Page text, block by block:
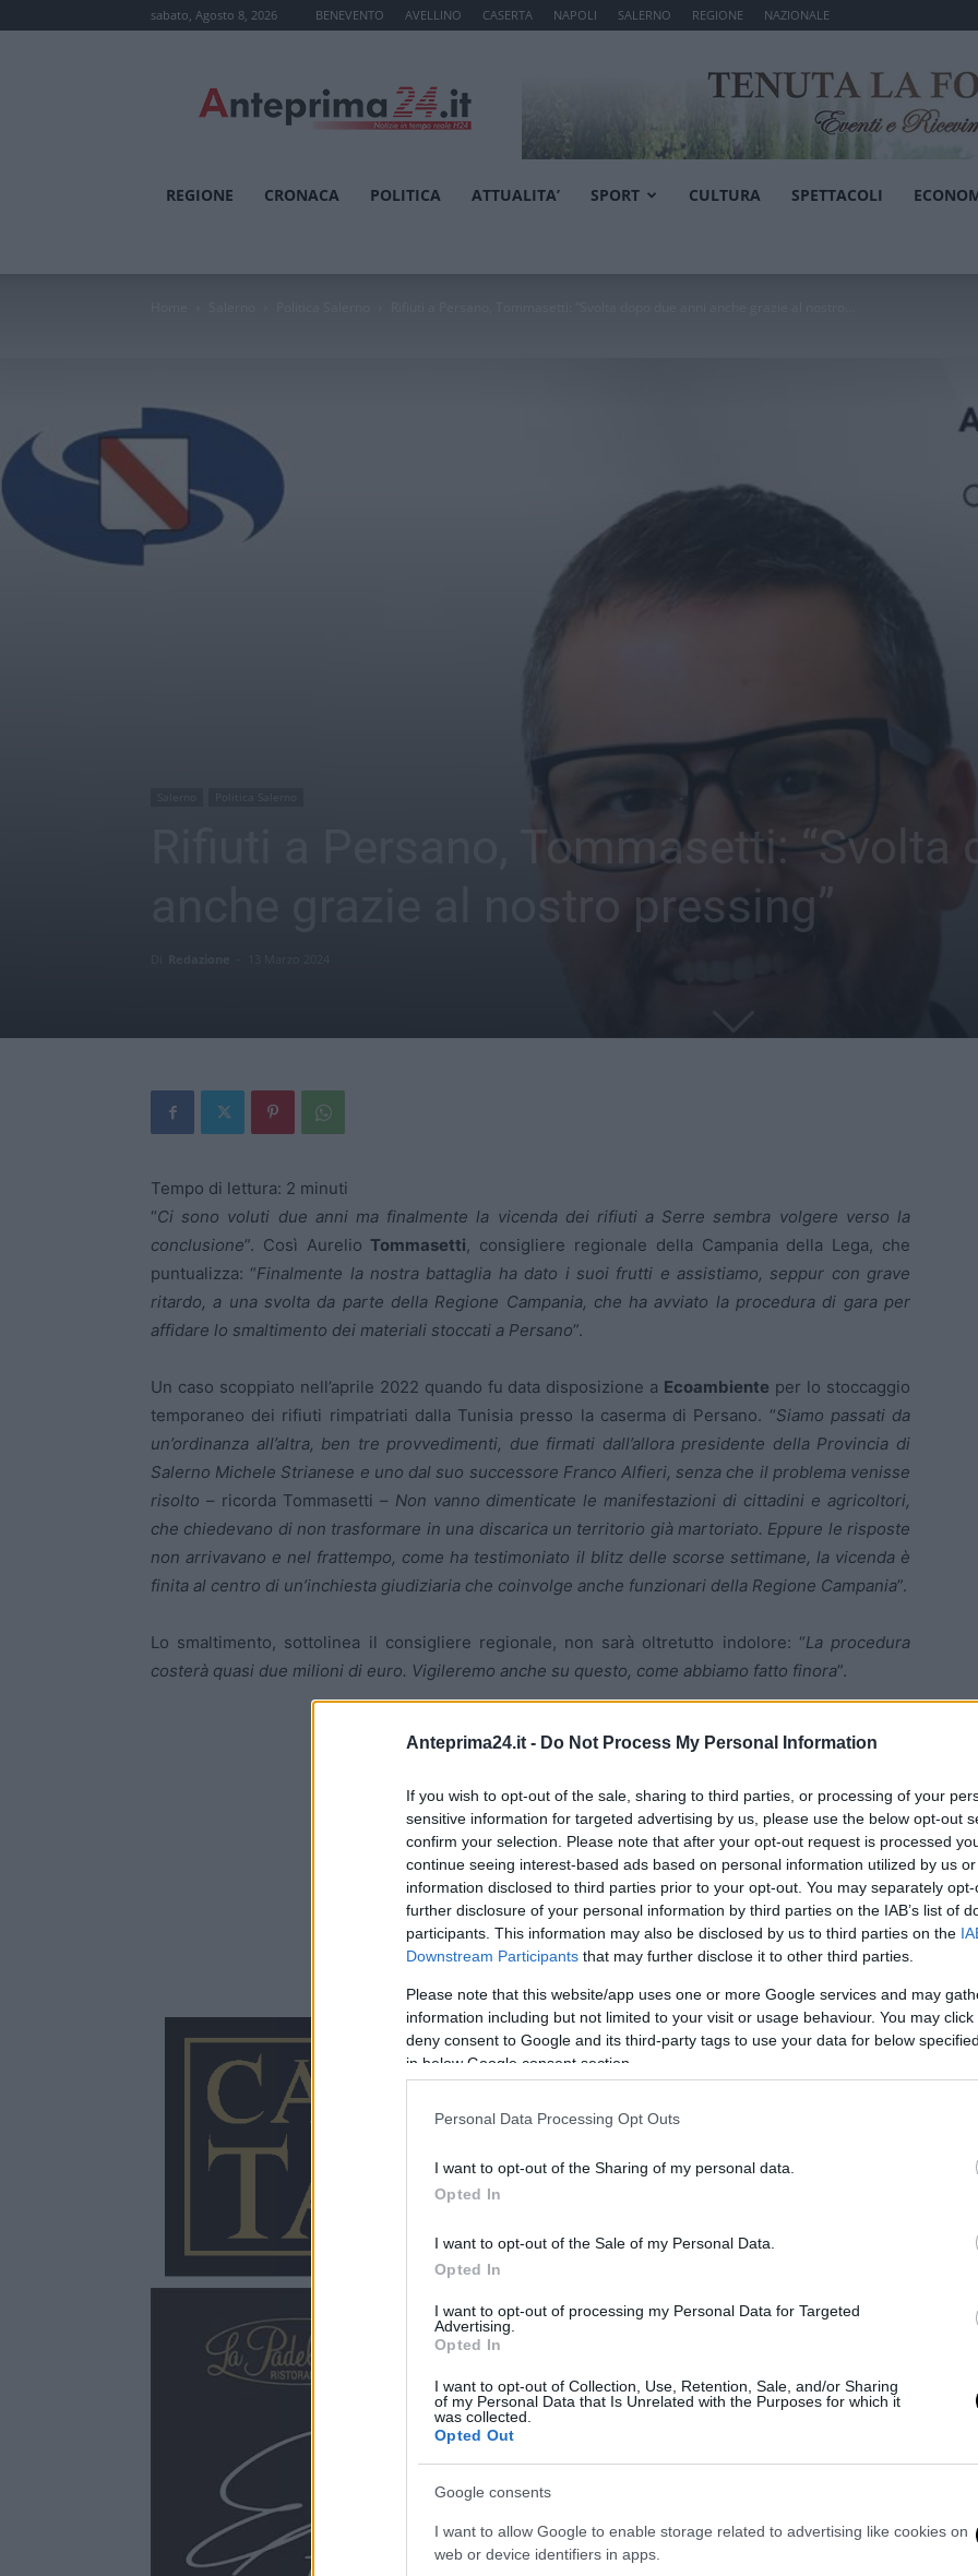
Anteprima24.it - Do Not Process My Personal Information
If you wish to opt-out of the sale, sharing to third parties, or processing of your
sensitive information for targeted advertising by us, please use the below opt-out
confirm your selection. Please note that after your opt-out request is processed
continue seeing interest-based ads based on personal information utilized by us
information disclosed to third parties prior to your opt-out. You may separately
further disclosure of your personal information by third parties on the IAB’s list of
participants. This information may also be disclosed by us to third parties on the
Downstream Participants that may further disclose it to other third parties.
Please note that this website/app uses one or more Google services and may
information including but not limited to your visit or usage behaviour. You may
deny consent to Google and its third-party tags to use your data for below
in below Google consent section.
Personal Data Processing Opt Outs
I want to opt-out of the Sharing of my personal data.
Opted In
I want to opt-out of the Sale of my Personal Data.
Opted In
I want to opt-out of processing my Personal Data for Targeted
Advertising.
Opted In
I want to opt-out of Collection, Use, Retention, Sale, and/or Sharing
of my Personal Data that Is Unrelated with the Purposes for which it
was collected.
Opted Out
Google consents
I want to allow Google to enable storage related to advertising like cookies on
web or device identifiers in apps.
sabato, Agosto 8, 2026 BENEVENTO AVELLINO CASERTA NAPOLI SALERNO REGIONE NAZIONALE
REGIONE CRONACA POLITICA ATTUALITA’ SPORT CULTURA SPETTACOLI
Rifiuti a Persano, Tommasetti: “Svolta
anche grazie al nostro pressing”
Tempo di lettura: 2 minuti
“Ci sono voluti due anni ma finalmente la vicenda dei rifiuti a Serre sembra volgere verso la
conclusione”. Così AurelioTommasetti, consigliere regionale della Campania della Lega, che
puntualizza: “Finalmente la nostra battaglia ha dato i suoi frutti e assistiamo, seppur con grave
ritardo, a una svolta da parte della Regione Campania, che ha avviato la procedura di gara per
affidare lo smaltimento dei materiali stoccati a Persano”.
Un caso scoppiato nell’aprile 2022 quando fu data disposizione a Ecoambiente per lo stoccaggio
temporaneo dei rifiuti rimpatriati dalla Tunisia presso la caserma di Persano. “Siamo passati da
un’ordinanza all’altra, ben tre provvedimenti, due firmati dall’allora presidente della Provincia di
Salerno Michele Strianese e uno dal suo successore Franco Alfieri, senza che il problema venisse
risolto – ricorda Tommasetti – Non vanno dimenticate le manifestazioni di cittadini e agricoltori,
che chiedevano di non trasformare in una discarica un territorio già martoriato. Eppure le risposte
non arrivavano e nel frattempo, come ha testimoniato il blitz delle scorse settimane, la vicenda è
finita al centro di un’inchiesta giudiziaria che coinvolge anche funzionari della Regione Campania”.
Lo smaltimento, sottolinea il consigliere regionale, non sarà oltretutto indolore: “La procedura
costerà quasi due milioni di euro. Vigileremo anche su questo, come abbiamo fatto finora”.